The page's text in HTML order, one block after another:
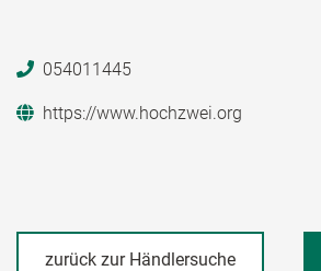
054011445
https://www.hochzwei.org
zurück zur Händlersuche